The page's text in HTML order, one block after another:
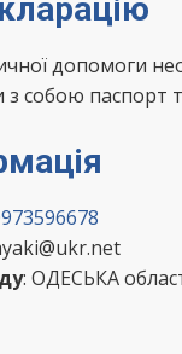
допомоги
собою паспорт
: ОДЕСЬКА